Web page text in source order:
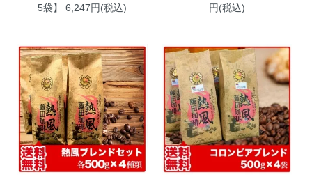
5袋】
6,247円(税込)
円(税込)